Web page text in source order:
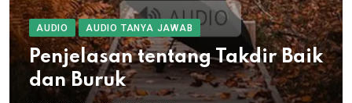
AUDIO AUDIO TANYA JAWAB
Penjelasan tentang Takdir Baik
dan Buruk